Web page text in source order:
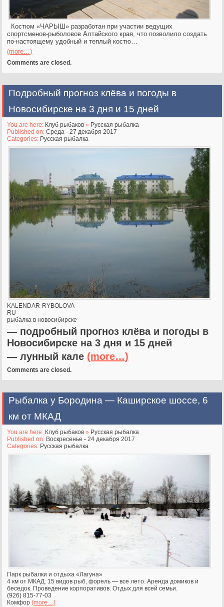
Костюм «ЧАРЫШ» разработан при участии ведущих
спортсменов-рыболовов Алтайского края, что позволило создать
по-настоящему удобный и теплый костю…
(more…)
Comments are closed.
Подробный прогноз клёва и погоды в
Новосибирске на 3 дня и 15 дней
You are here: Клуб рыбаков » Русская рыбалка
Published on:Среда - 27 декабря 2017
Categories: Русская рыбалка
KALENDAR-RYBOLOVA
RU
рыбалка в новосибирске
— подробный прогноз клёва и погоды в
Новосибирске на 3 дня и 15 дней
— лунный кале (more…)
Comments are closed.
Рыбалка у Бородина — Каширское шоссе, 6
км от МКАД
You are here: Клуб рыбаков » Русская рыбалка
Published on: Воскресенье - 24 декабря 2017
Categories: Русская рыбалка
Парк рыбалки и отдыха «Лагуна»
4 км от МКАД. 15 видов рыб, форель — все лето. Аренда домиков и
беседок. Проведение корпоративов. Отдых для всей семьи.
(926) 815-77-03
Комфор(more…)